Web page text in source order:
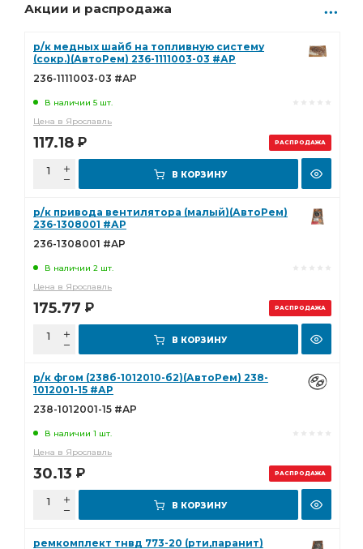
Акции и распродажа
РАСПРОДАЖА
р/к медных шайб на топливную систему
(сокр.)(АвтоРем) 236-1111003-03 #АР
236-1111003-03 #АР
В наличии 5 шт.
Цена в Ярославль
117.18 Р
В КОРЗИНУ
РАСПРОДАЖА
р/к привода вентилятора (малый)(АвтоРем)
236-1308001 #АР
236-1308001 #АР
В наличии 2 шт.
Цена в Ярославль
175.77 Р
В КОРЗИНУ
РАСПРОДАЖА
р/к фгом (238б-1012010-б2)(АвтоРем) 238-
1012001-15 #АР
238-1012001-15 #АР
В наличии 1 шт.
Цена в Ярославль
30.13 Р
В КОРЗИНУ
ремкомплект тнвд 773-20 (рти,паранит)